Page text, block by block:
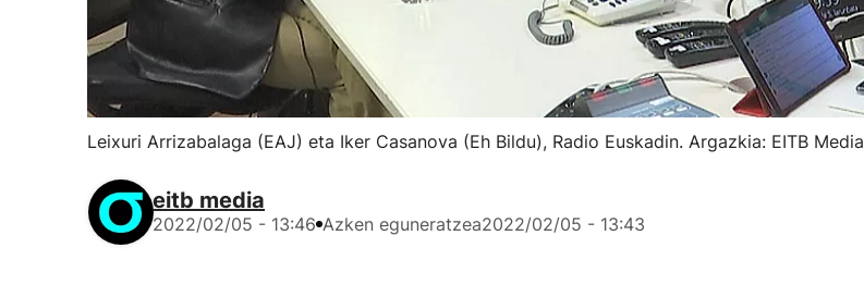
Leixuri Arrizabalaga (EAJ) eta Iker Casanova (Eh Bildu), Radio Euskadin. Argazkia: EITB Media
eitb media
2022/02/05 - 13:46 Azken eguneratzea2022/02/05 - 13:43